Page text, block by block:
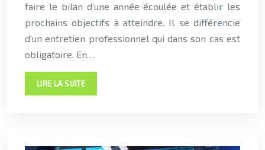
faire le bilan d’une année écoulée et établir les
prochains objectifs à atteindre. Il se différencie
d’un entretien professionnel qui dans son cas est
obligatoire. En…
LIRE LA SUITE